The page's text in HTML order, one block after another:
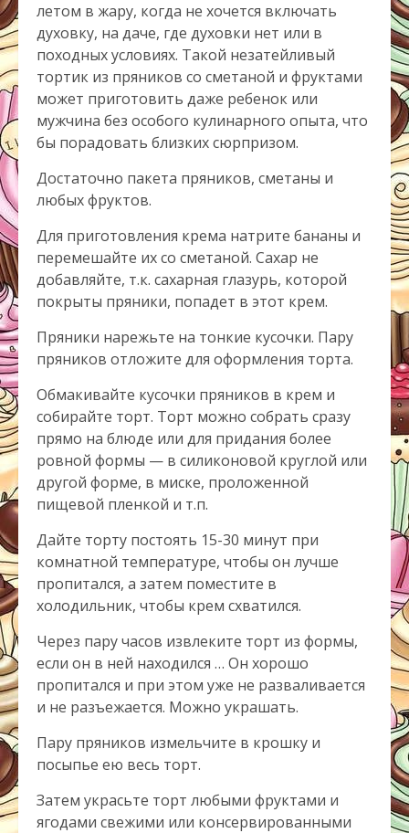
летом в жару, когда не хочется включать
духовку, на даче, где духовки нет или в
походных условиях. Такой незатейливый
тортик из пряников со сметаной и фруктами
может приготовить даже ребенок или
мужчина без особого кулинарного опыта, что
бы порадовать близких сюрпризом.
Достаточно пакета пряников, сметаны и
любых фруктов.
Для приготовления крема натрите бананы и
перемешайте их со сметаной. Сахар не
добавляйте, т.к. сахарная глазурь, которой
покрыты пряники, попадет в этот крем.
Пряники нарежьте на тонкие кусочки. Пару
пряников отложите для оформления торта.
Обмакивайте кусочки пряников в крем и
собирайте торт. Торт можно собрать сразу
прямо на блюде или для придания более
ровной формы — в силиконовой круглой или
другой форме, в миске, проложенной
пищевой пленкой и т.п.
Дайте торту постоять 15-30 минут при
комнатной температуре, чтобы он лучше
пропитался, а затем поместите в
холодильник, чтобы крем схватился.
Через пару часов извлеките торт из формы,
если он в ней находился … Он хорошо
пропитался и при этом уже не разваливается
и не разъежается. Можно украшать.
Пару пряников измельчите в крошку и
посыпье ею весь торт.
Затем украсьте торт любыми фруктами и
ягодами свежими или консервированными